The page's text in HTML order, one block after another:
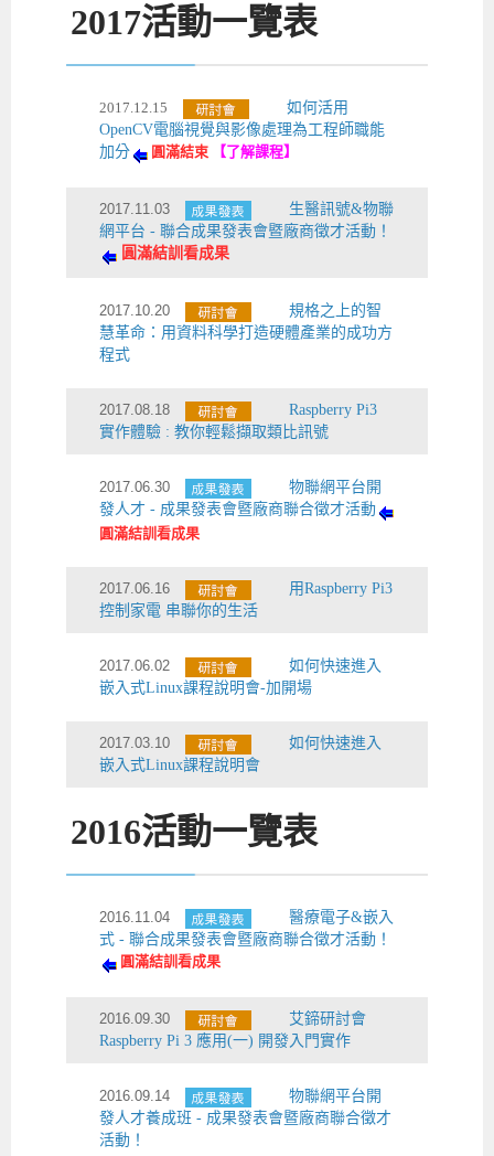
2017活動一覽表
2017.12.15
如何活用
OpenCV電腦視覺與影像處理為工程師職能
加分
圓滿結束 【了解課程】
2017.11.03
生醫訊號&物聯
網平台 - 聯合成果發表會暨廠商徵才活動！
圓滿結訓看成果
2017.10.20
規格之上的智
慧革命：用資料科學打造硬體產業的成功方
程式
2017.08.18
Raspberry Pi3
實作體驗 : 教你輕鬆擷取類比訊號
2017.06.30
物聯網平台開
發人才 - 成果發表會暨廠商聯合徵才活動
圓滿結訓看成果
2017.06.16
用Raspberry Pi3
控制家電 串聯你的生活
2017.06.02
如何快速進入
嵌入式Linux課程說明會-加開場
2017.03.10
如何快速進入
嵌入式Linux課程說明會
2016活動一覽表
2016.11.04
醫療電子&嵌入
式 - 聯合成果發表會暨廠商聯合徵才活動！
圓滿結訓看成果
2016.09.30
艾鍗研討會
Raspberry Pi 3 應用(一) 開發入門實作
2016.09.14
物聯網平台開
發人才養成班 - 成果發表會暨廠商聯合徵才
活動！